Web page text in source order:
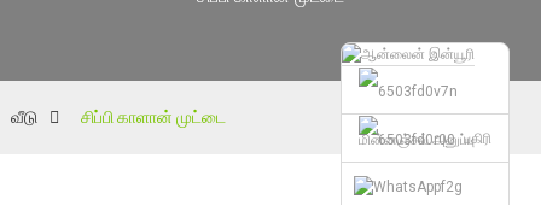
மின்னஞ்சல் அனுப்புபகிரி
வீடு சிப்பி காளான் முட்டை